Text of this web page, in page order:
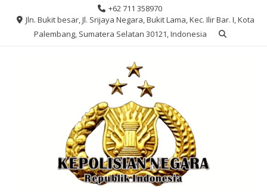
+62 711 358970
Jln. Bukit besar, Jl. Srijaya Negara, Bukit Lama, Kec. Ilir Bar. I, Kota
Palembang, Sumatera Selatan 30121, Indonesia